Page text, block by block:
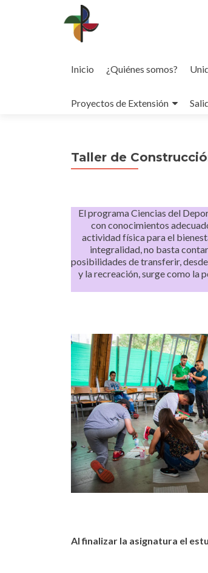
al
Inicio ¿Quiénes somos?
Proyectos de Extensión
Taller de
El programa Ciencias del
con conocimientos
actividad física para el
integralidad, no basta
posibilidades de transferir,
y la recreación, surge como la
Al finalizar la asignatura el